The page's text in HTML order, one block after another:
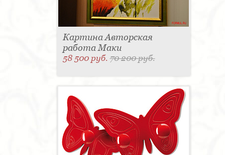
Картина Авторская
работа Маки
58 500 руб.70 200 руб.